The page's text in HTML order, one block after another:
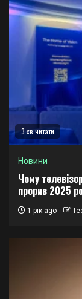
3 хв читати
Новини
Чому
прорив 2025
1 рік ago